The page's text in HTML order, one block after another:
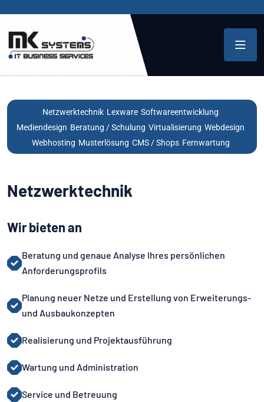
Netzwerktechnik Lexware Softwareentwicklung
Mediendesign Beratung / Schulung Virtualisierung Webdesign
Webhosting Musterlösung CMS / Shops Fernwartung
Netzwerktechnik
Wir bieten an
Beratung und genaue Analyse Ihres persönlichen
Anforderungsprofils
Planung neuer Netze und Erstellung von Erweiterungs-
und Ausbaukonzepten
Realisierung und Projektausführung
Wartung und Administration
Service und Betreuung